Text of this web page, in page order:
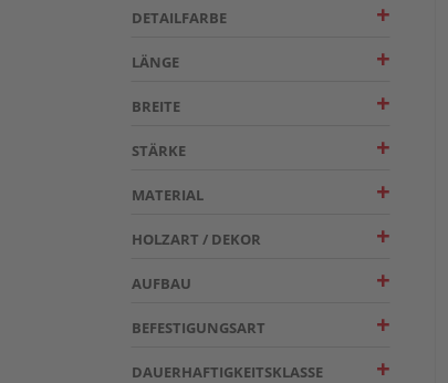
DETAILFARBE
LÄNGE
BREITE
STÄRKE
MATERIAL
HOLZART / DEKOR
AUFBAU
BEFESTIGUNGSART
DAUERHAFTIGKEITSKLASSE